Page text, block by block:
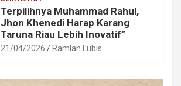
Terpilihnya Muhammad Rahul,
Jhon Khenedi Harap Karang
Taruna Riau Lebih Inovatif”
21/04/2026 Ramlan Lubis